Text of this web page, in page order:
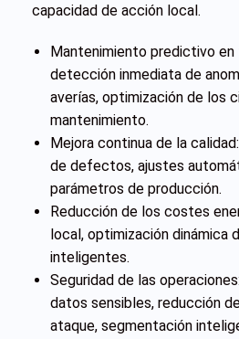
capacidad de acción local.
Mantenimiento predictivo en
detección inmediata de
averías, optimización de los
mantenimiento.
Mejora continua de la
de defectos, ajustes
parámetros de producción.
Reducción de los costes
local, optimización dinámica
inteligentes.
Seguridad de las
datos sensibles, reducción
ataque, segmentación